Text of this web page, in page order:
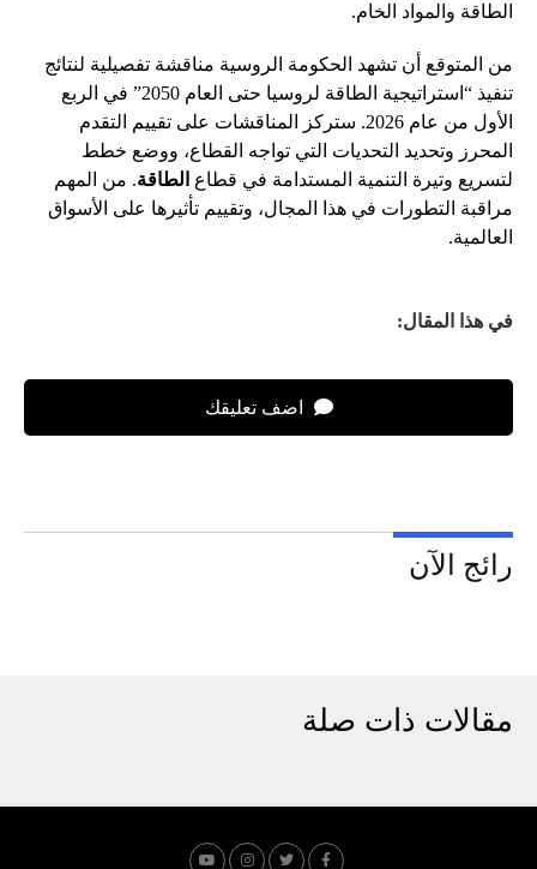
الطاقة والمواد الخام.
من المتوقع أن تشهد الحكومة الروسية مناقشة تفصيلية لنتائج
تنفيذ “استراتيجية الطاقة لروسيا حتى العام 2050” في الربع
الأول من عام 2026. ستركز المناقشات على تقييم التقدم
المحرز وتحديد التحديات التي تواجه القطاع، ووضع خطط
لتسريع وتيرة التنمية المستدامة في قطاع الطاقة. من المهم
مراقبة التطورات في هذا المجال، وتقييم تأثيرها على الأسواق
العالمية.
في هذا المقال:
اضف تعليقك
رائج الآن
مقالات ذات صلة